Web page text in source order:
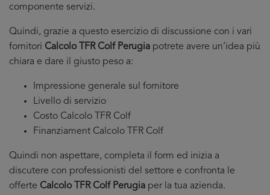
componente servizi.
Quindi, grazie a questo esercizio di discussione con i vari
fornitori Calcolo TFR Colf Perugia potrete avere un’idea più
chiara e dare il giusto peso a:
Impressione generale sul fornitore
Livello di servizio
Costo Calcolo TFR Colf
Finanziament Calcolo TFR Colf
Quindi non aspettare, completa il form ed inizia a
discutere con professionisti del settore e confronta le
offerte Calcolo TFR Colf Perugia per la tua azienda.